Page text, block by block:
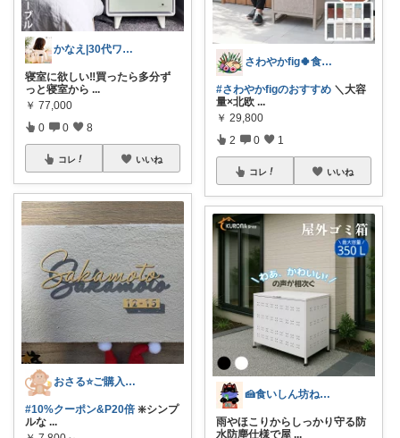
かなえ|30代ワーママの買い物カゴ🛍️
寝室に欲しい‼️買ったら多分ず
っと寝室から ...
￥ 77,000
0 0 8
コレ いいね
おさる⭐ご購入感謝🐹
#10%クーポン&P20倍 ❇️シンプ
ルな ...
さわやかfig🍀食と暮らしを楽しむ
#さわやかfigのおすすめ ＼大容
量×北欧 ...
￥ 29,800
2 0 1
コレ いいね
🍰食いしん坊ねっこ🍩毎日タロット占い
雨やほこりからしっかり守る防
水防塵仕様で屋 ...